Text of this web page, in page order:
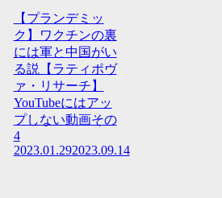
【プランデミッ
ク】ワクチンの裏
には軍と中国がい
る説【ラティポヴ
ァ・リサーチ】
YouTubeにはアッ
プしない動画その
4
2023.01.292023.09.14